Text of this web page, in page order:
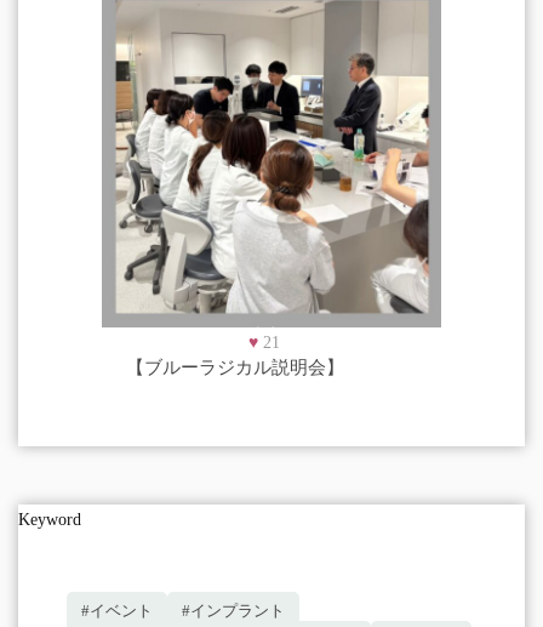
♥ 21
【ブルーラジカル説明会】
Keyword
#イベント
#インプラント